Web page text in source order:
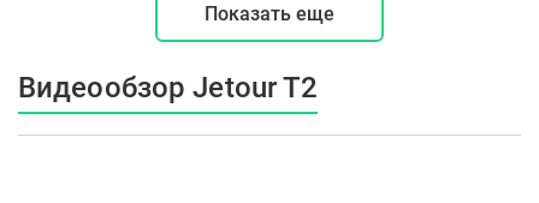
Показать еще
Видеообзор Jetour T2